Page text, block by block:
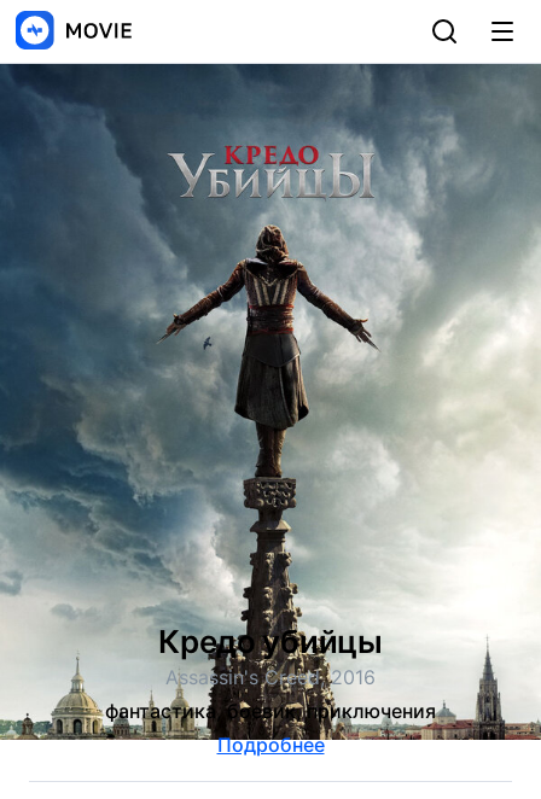
Кредо убийцы
Assassin's Creed, 2016
фантастика, боевик, приключения
Подробнее